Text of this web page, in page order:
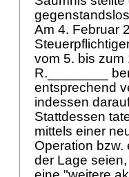
Am 4. Februar
vom 5. bis zum
R.________
entsprechend
indessen
Stattdessen
mittels einer
Operation
der Lage